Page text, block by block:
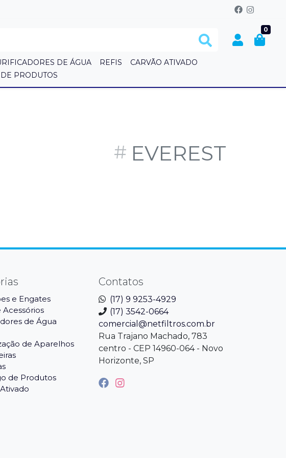
0
DE ÁGUA REFIS
CARVÃO ATIVADO
PRODUTOS
EVEREST
Contatos
(17) 9 9253-4929
(17) 3542-0664
comercial@netfiltros.com.br
Rua Trajano Machado, 783
centro - CEP 14960-064 - Novo
Horizonte, SP
e Engates
Acessórios
de Água
de Aparelhos
de Produtos